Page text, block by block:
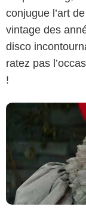
conjugue l’art
vintage des
disco
ratez pas
!